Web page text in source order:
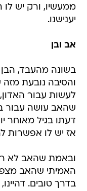
ממעשיו, ורק יש
יענישנו.
אב ובן
בשונה מהעבד, הבן
והסיבה נובעת
לעשות עבור
שהאב עושה עבור
דעתו בגיל מאוחר
אז יש לו אפשרות
ובאמת שהאב לא
האמיתי שהאב
בדרך טובים.